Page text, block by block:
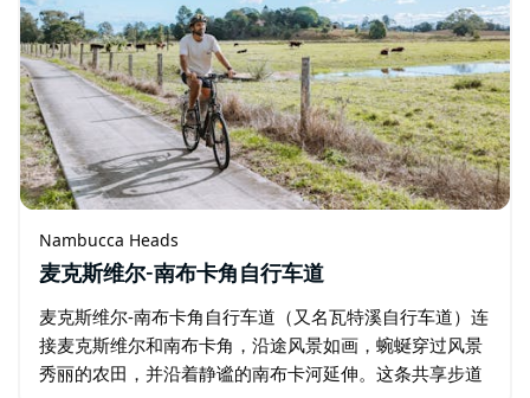
Nambucca Heads
麦克斯维尔-南布卡角自行车道
麦克斯维尔-南布卡角自行车道（又名瓦特溪自行车道）连
接麦克斯维尔和南布卡角，沿途风景如画，蜿蜒穿过风景
秀丽的农田，并沿着静谧的南布卡河延伸。这条共享步道